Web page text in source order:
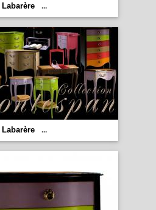
Labarère ...
Labarère ...